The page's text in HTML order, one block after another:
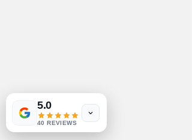
5.0
40 REVIEWS